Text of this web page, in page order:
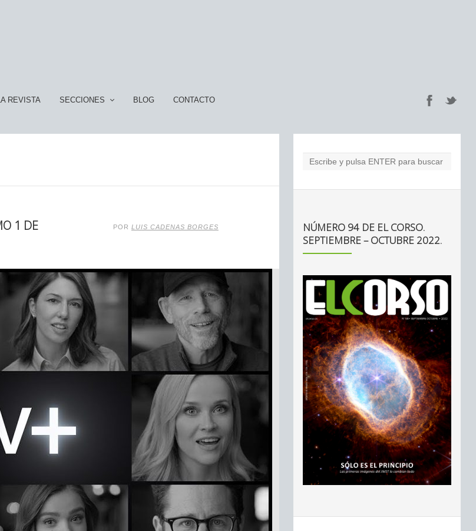
REVISTA SECCIONES BLOG CONTACTO
1 DE
POR LUIS CADENAS BORGES
NÚMERO 94 DE EL CORSO.
SEPTIEMBRE – OCTUBRE 2022.